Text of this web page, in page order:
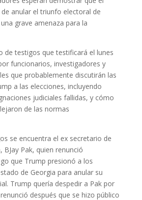
anular el triunfo electoral de
grave amenaza para la
de testigos que testificará el lunes
funcionarios, investigadores y
que probablemente discutirán las
a las elecciones, incluyendo
judiciales fallidas, y cómo
de las normas
se encuentra el ex secretario de
BJay Pak, quien renunció
que Trump presionó a los
de Georgia para anular su
Trump quería despedir a Pak por
después que se hizo público